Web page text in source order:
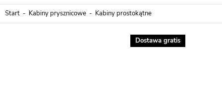
Start Kabiny prysznicowe Kabiny prostokątne
Dostawa gratis